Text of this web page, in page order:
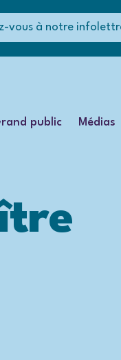
vous à notre
public Médias